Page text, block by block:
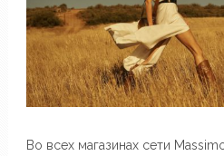
Во всех магазинах сети